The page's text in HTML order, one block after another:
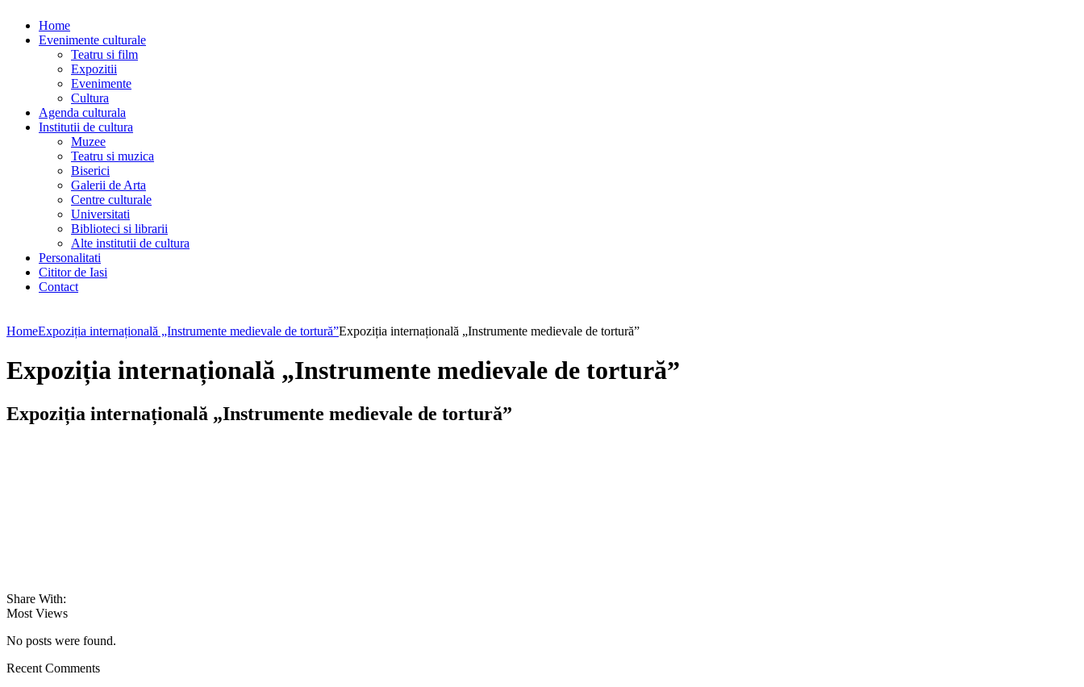
Home
Evenimente culturale
Teatru si film
Expozitii
Evenimente
Cultura
Agenda culturala
Institutii de cultura
Muzee
Teatru si muzica
Biserici
Galerii de Arta
Centre culturale
Universitati
Biblioteci si librarii
Alte institutii de cultura
Personalitati
Cititor de Iasi
Contact
HomeExpoziția internațională „Instrumente medievale de tortură”Expoziția internațională „Instrumente medievale de tortură”
Expoziția internațională „Instrumente medievale de tortură”
Expoziția internațională „Instrumente medievale de tortură”
Share With:
Most Views
No posts were found.
Recent Comments